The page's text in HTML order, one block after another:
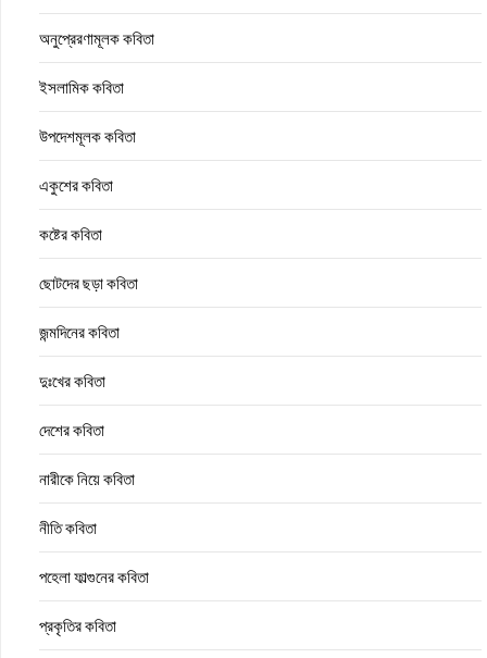
অনুপ্রেরণামূলক কবিতা
ইসলামিক কবিতা
উপদেশমূলক কবিতা
একুশের কবিতা
কষ্টের কবিতা
ছোটদের ছড়া কবিতা
জন্মদিনের কবিতা
দুঃখের কবিতা
দেশের কবিতা
নারীকে নিয়ে কবিতা
নীতি কবিতা
পহেলা ফাল্গুনের কবিতা
প্রকৃতির কবিতা